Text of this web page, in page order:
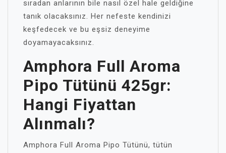
sıradan anlarının bile nasıl özel hale geldiğine
tanık olacaksınız. Her nefeste kendinizi
keşfedecek ve bu eşsiz deneyime
doyamayacaksınız.
Amphora Full Aroma
Pipo Tütünü 425gr:
Hangi Fiyattan
Alınmalı?
Amphora Full Aroma Pipo Tütünü, tütün